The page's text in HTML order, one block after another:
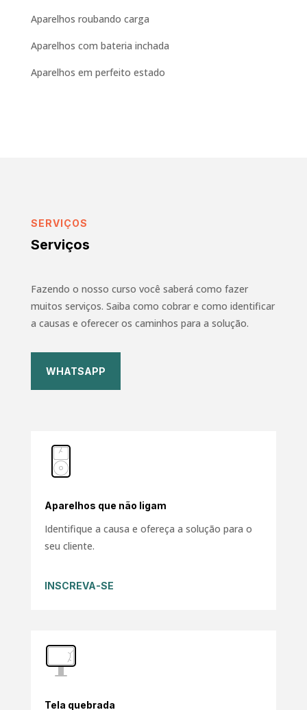
Aparelhos roubando carga
Aparelhos com bateria inchada
Aparelhos em perfeito estado
SERVIÇOS
Serviços
Fazendo o nosso curso você saberá como fazer
muitos serviços. Saiba como cobrar e como identificar
a causas e oferecer os caminhos para a solução.
WHATSAPP
Aparelhos que não ligam
Identifique a causa e ofereça a solução para o
seu cliente.
INSCREVA-SE
Tela quebrada